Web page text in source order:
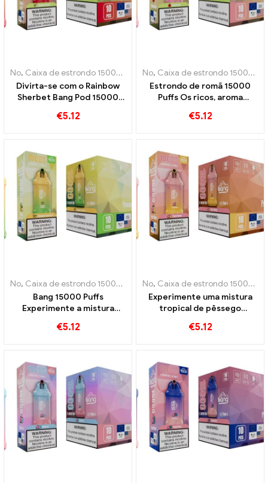
No, Caixa de estrondo 15000 Sopro ,Cigarros eletrônicos
Divirta-se com o Rainbow
Sherbet Bang Pod 15000
uma variedade de aromas
€5.12
No, Caixa de estrondo 15000 Sopro
Estrondo de romã 15000
Puffs Os ricos, aroma
vapers desfrutarem
€5.12
No, Caixa de estrondo 15000 Sopro ,Cigarros eletrônicos
Bang 15000 Puffs
Experimente a mistura
e coco cremoso
€5.12
No, Caixa de estrondo 15000 Sopro
Experimente uma mistura
tropical de pêssego
com o cigarro eletrônico
€5.12